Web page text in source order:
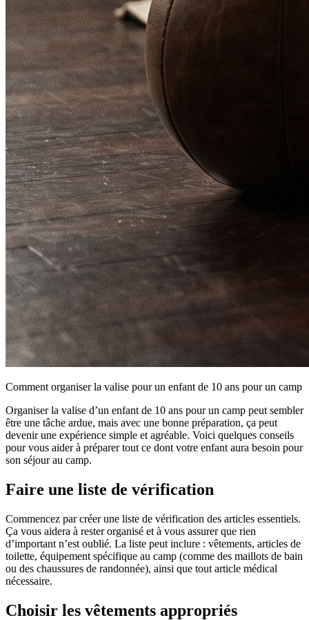
Comment organiser la valise pour un enfant de 10 ans pour un camp
Organiser la valise d’un enfant de 10 ans pour un camp peut sembler
être une tâche ardue, mais avec une bonne préparation, ça peut
devenir une expérience simple et agréable. Voici quelques conseils
pour vous aider à préparer tout ce dont votre enfant aura besoin pour
son séjour au camp.
Faire une liste de vérification
Commencez par créer une liste de vérification des articles essentiels.
Ça vous aidera à rester organisé et à vous assurer que rien
d’important n’est oublié. La liste peut inclure : vêtements, articles de
toilette, équipement spécifique au camp (comme des maillots de bain
ou des chaussures de randonnée), ainsi que tout article médical
nécessaire.
Choisir les vêtements appropriés